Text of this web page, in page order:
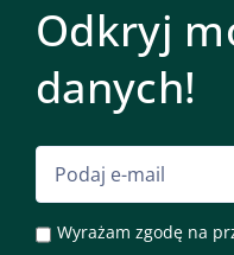
Odkryj
danych!
Wyrażam zgodę na